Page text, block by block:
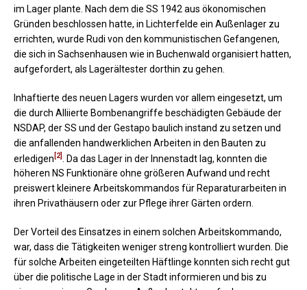
im Lager plante. Nach dem die SS 1942 aus ökonomischen
Gründen beschlossen hatte, in Lichterfelde ein Außenlager zu
errichten, wurde Rudi von den kommunistischen Gefangenen,
die sich in Sachsenhausen wie in Buchenwald organisiert hatten,
aufgefordert, als Lagerältester dorthin zu gehen.
Inhaftierte des neuen Lagers wurden vor allem eingesetzt, um
die durch Alliierte Bombenangriffe beschädigten Gebäude der
NSDAP, der SS und der Gestapo baulich instand zu setzen und
die anfallenden handwerklichen Arbeiten in den Bauten zu
erledigen [2]
. Da das Lager in der Innenstadt lag, konnten die
höheren NS Funktionäre ohne größeren Aufwand und recht
preiswert kleinere Arbeitskommandos für Reparaturarbeiten in
ihren Privathäusern oder zur Pflege ihrer Gärten ordern.
Der Vorteil des Einsatzes in einem solchen Arbeitskommando,
war, dass die Tätigkeiten weniger streng kontrolliert wurden. Die
für solche Arbeiten eingeteilten Häftlinge konnten sich recht gut
über die politische Lage in der Stadt informieren und bis zu